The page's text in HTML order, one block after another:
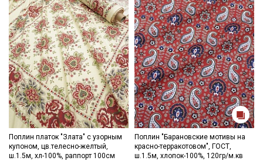
Поплин платок "Злата" с узорным
купоном, цв.телесно-желтый,
ш.1.5м, хл-100%, раппорт 100см
Поплин "Барановские мотивы на
красно-терракотовом", ГОСТ,
ш.1.5м, хлопок-100%, 120гр/м.кв